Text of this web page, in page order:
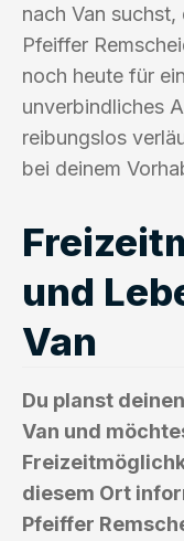
nach Van
Pfeiffer
noch heute für
unverbindliches
reibungslos
bei deinem
und
Van
Du planst
Van und
diesem Ort
Pfeiffer